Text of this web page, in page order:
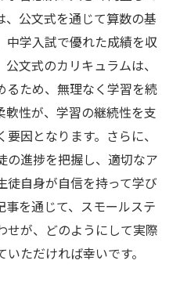
、公文式を通じて算数の基
中学入試で優れた成績を収
文式のカリキュラムは、
るため、無理なく学習を続
軟性が、学習の継続性を支
因となります。さらに、
の進捗を把握し、適切なア
徒自身が自信を持って学び
を通じて、スモールステ
せが、どのようにして実際
ただければ幸いです。